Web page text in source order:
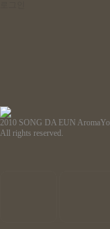
2010 SONG DA EUN
All rights reserved.